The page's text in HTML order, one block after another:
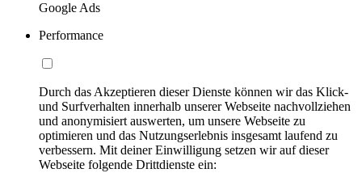
Google Ads
Performance
Durch das Akzeptieren dieser Dienste können wir das Klick-
und Surfverhalten innerhalb unserer Webseite nachvollziehen
und anonymisiert auswerten, um unsere Webseite zu
optimieren und das Nutzungserlebnis insgesamt laufend zu
verbessern. Mit deiner Einwilligung setzen wir auf dieser
Webseite folgende Drittdienste ein: